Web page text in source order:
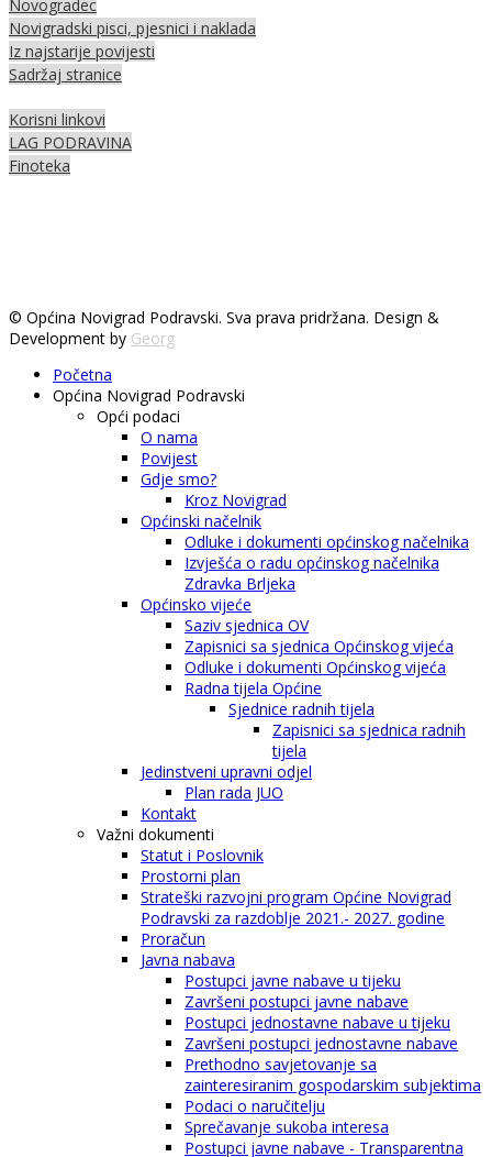
Novogradec
Novigradski pisci, pjesnici i naklada
Iz najstarije povijesti
Sadržaj stranice
Korisni linkovi
LAG PODRAVINA
Finoteka
© Općina Novigrad Podravski. Sva prava pridržana. Design &
Development by Georg
Početna
Općina Novigrad Podravski
Opći podaci
O nama
Povijest
Gdje smo?
Kroz Novigrad
Općinski načelnik
Odluke i dokumenti općinskog načelnika
Izvješća o radu općinskog načelnika
Zdravka Brljeka
Općinsko vijeće
Saziv sjednica OV
Zapisnici sa sjednica Općinskog vijeća
Odluke i dokumenti Općinskog vijeća
Radna tijela Općine
Sjednice radnih tijela
Zapisnici sa sjednica radnih
tijela
Jedinstveni upravni odjel
Plan rada JUO
Kontakt
Važni dokumenti
Statut i Poslovnik
Prostorni plan
Strateški razvojni program Općine Novigrad
Podravski za razdoblje 2021.- 2027. godine
Proračun
Javna nabava
Postupci javne nabave u tijeku
Završeni postupci javne nabave
Postupci jednostavne nabave u tijeku
Završeni postupci jednostavne nabave
Prethodno savjetovanje sa
zainteresiranim gospodarskim subjektima
Podaci o naručitelju
Sprečavanje sukoba interesa
Postupci javne nabave - Transparentna